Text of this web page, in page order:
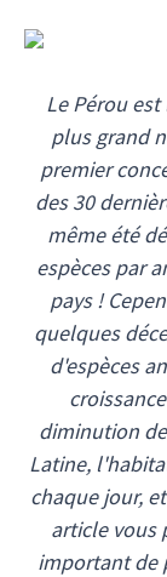
Le Pérou
plus grand
premier
des 30
même été
espèces par
pays !
quelques
d'espèces
diminution
Latine,
chaque jour,
article vous
important de